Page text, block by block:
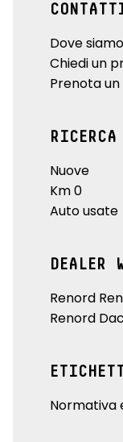
Dove siamo
Chiedi un
Prenota
RICERCA
Nuove
Km 0
Auto usate
DEALER
Renord
Renord
Normativa